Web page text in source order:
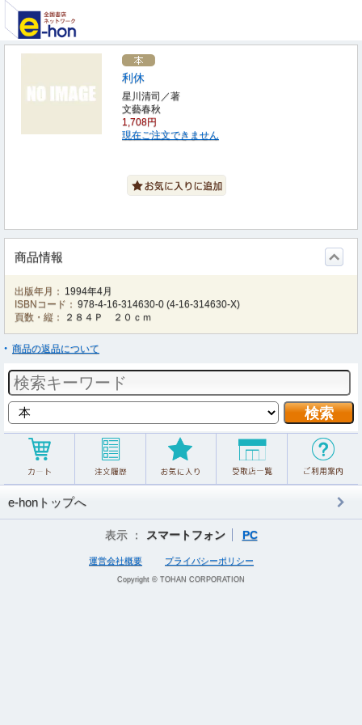
利休
星川清司／著
文藝春秋
1,708円
現在ご注文できません
商品情報
出版年月： 1994年4月
ISBNコード： 978-4-16-314630-0 (4-16-314630-X)
頁数・縦：
２８４Ｐ ２０ｃｍ
商品の返品について
e-honトップへ
表示 ： スマートフォン PC
運営会社概要 プライバシーポリシー
Copyright © TOHAN CORPORATION